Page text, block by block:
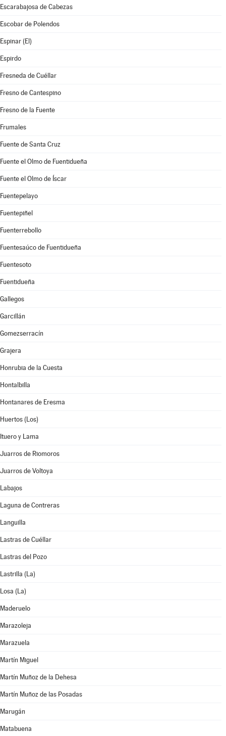
Escarabajosa de Cabezas
Escobar de Polendos
Espinar (El)
Espirdo
Fresneda de Cuéllar
Fresno de Cantespino
Fresno de la Fuente
Frumales
Fuente de Santa Cruz
Fuente el Olmo de Fuentidueña
Fuente el Olmo de Íscar
Fuentepelayo
Fuentepiñel
Fuenterrebollo
Fuentesaúco de Fuentidueña
Fuentesoto
Fuentidueña
Gallegos
Garcillán
Gomezserracín
Grajera
Honrubia de la Cuesta
Hontalbilla
Hontanares de Eresma
Huertos (Los)
Ituero y Lama
Juarros de Riomoros
Juarros de Voltoya
Labajos
Laguna de Contreras
Languilla
Lastras de Cuéllar
Lastras del Pozo
Lastrilla (La)
Losa (La)
Maderuelo
Marazoleja
Marazuela
Martín Miguel
Martín Muñoz de la Dehesa
Martín Muñoz de las Posadas
Marugán
Matabuena